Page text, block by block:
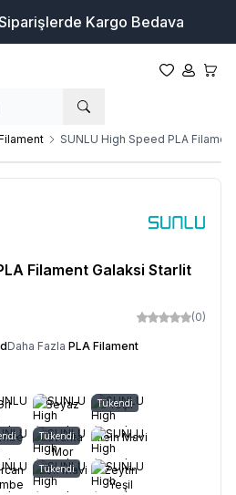
Kargo Bedava
Favorilerim
Hesabım
SUNLU High Speed PLA
Filament Galaksi Starlit
(0)
Daha Fazla PLA Filament
Beyaz Tükendi
Yeşil
Tükendi
Lavanta
Mor
Klein Mavi
Tükendi
Gök Mavi
Zeytin
Yeşil